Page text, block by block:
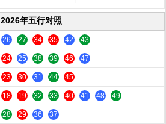
2026年五行对照
26 27 34 35 42 43
24 25 38 39 46 47
23 30 31 44 45
18 19 32 33 40 41 48 49
28 29 36 37